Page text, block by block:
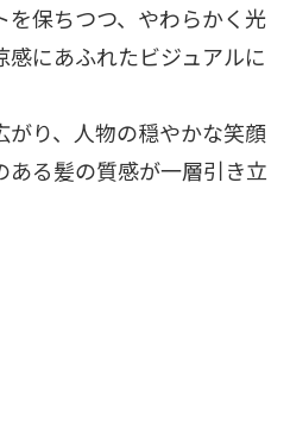
保ちつつ、やわらかく光
にあふれたビジュアルに
り、人物の穏やかな笑顔
ある髪の質感が一層引き立